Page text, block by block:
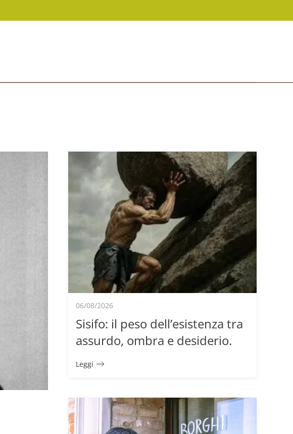
06/08/2026
Sisifo: il peso dell’esistenza tra
assurdo, ombra e desiderio.
Leggi